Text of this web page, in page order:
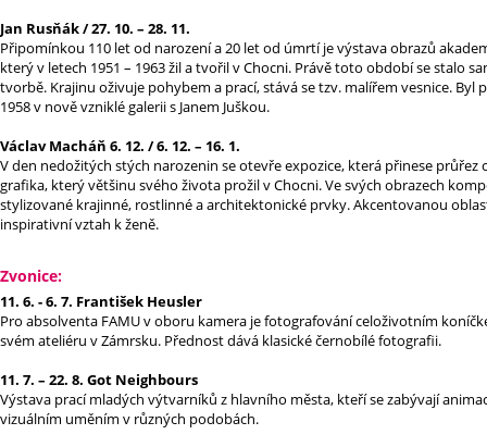
Jan Rusňák / 27. 10. – 28. 11.
Připomínkou 110 let od narození a 20 let od úmrtí je výstava obrazů
který v letech 1951 – 1963 žil a tvořil v Chocni. Právě toto období se stalo
tvorbě. Krajinu oživuje pohybem a prací, stává se tzv. malířem vesnice.
1958 v nově vzniklé galerii s Janem Juškou.
Václav Macháň 6. 12. / 6. 12. – 16. 1.
V den nedožitých stých narozenin se otevře expozice, která přinese průřez
grafika, který většinu svého života prožil v Chocni. Ve svých obrazech
stylizované krajinné, rostlinné a architektonické prvky. Akcentovanou
inspirativní vztah k ženě.
Zvonice:
11. 6. - 6. 7. František Heusler
Pro absolventa FAMU v oboru kamera je fotografování celoživotním
svém ateliéru v Zámrsku. Přednost dává klasické černobílé fotografii.
11. 7. – 22. 8. Got Neighbours
Výstava prací mladých výtvarníků z hlavního města, kteří se zabývají
vizuálním uměním v různých podobách.